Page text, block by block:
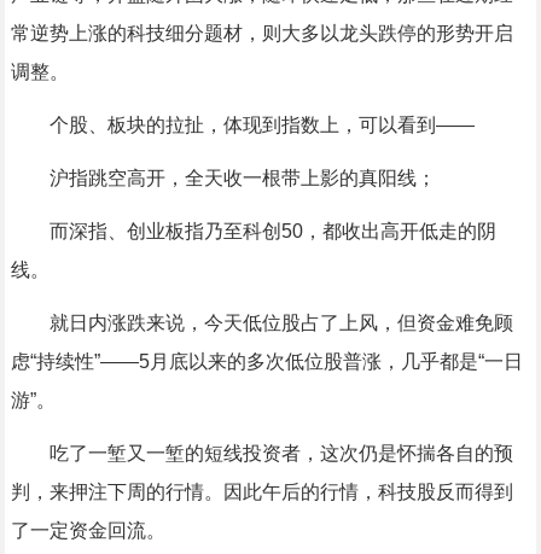
常逆势上涨的科技细分题材，则大多以龙头跌停的形势开启
调整。
个股、板块的拉扯，体现到指数上，可以看到——
沪指跳空高开，全天收一根带上影的真阳线；
而深指、创业板指乃至科创50，都收出高开低走的阴
线。
就日内涨跌来说，今天低位股占了上风，但资金难免顾
虑“持续性”——5月底以来的多次低位股普涨，几乎都是“一日
游”。
吃了一堑又一堑的短线投资者，这次仍是怀揣各自的预
判，来押注下周的行情。因此午后的行情，科技股反而得到
了一定资金回流。